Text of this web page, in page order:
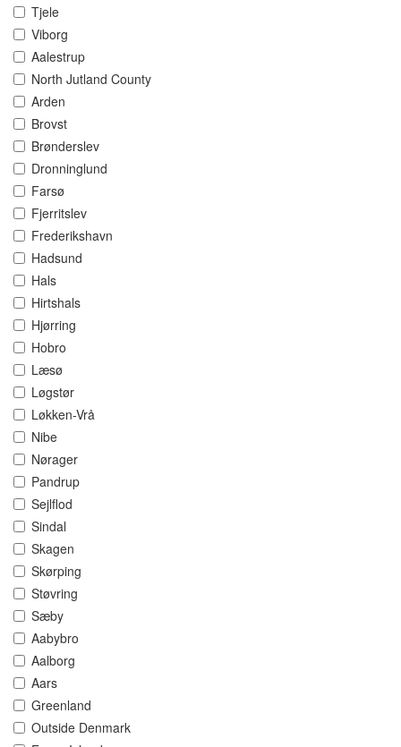
Tjele
Viborg
Aalestrup
North Jutland County
Arden
Brovst
Brønderslev
Dronninglund
Farsø
Fjerritslev
Frederikshavn
Hadsund
Hals
Hirtshals
Hjørring
Hobro
Læsø
Løgstør
Løkken-Vrå
Nibe
Nørager
Pandrup
Sejlflod
Sindal
Skagen
Skørping
Støvring
Sæby
Aabybro
Aalborg
Aars
Greenland
Outside Denmark